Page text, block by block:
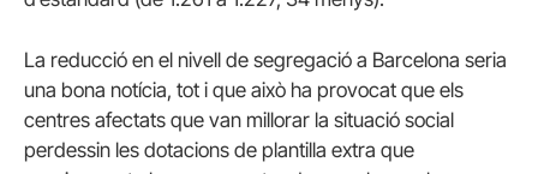
La reducció en el nivell de segregació a Barcelona seria
una bona notícia, tot i que això ha provocat que els
centres afectats que van millorar la situació social
perdessin les dotacions de plantilla extra que